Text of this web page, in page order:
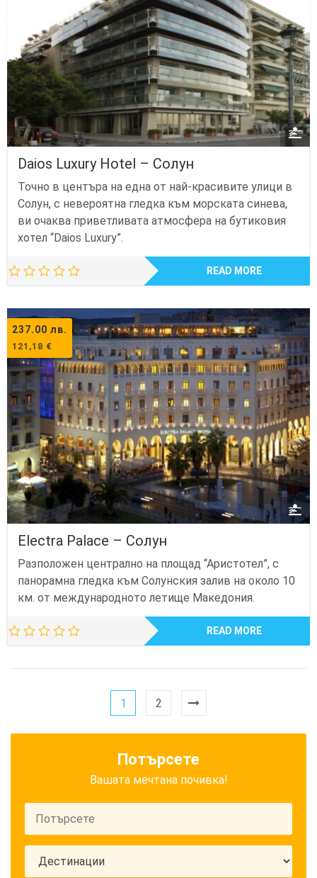
Daios Luxury Hotel – Солун
Точно в центъра на една от най-красивите улици в
Солун, с невероятна гледка към морската синева,
ви очаква приветливата атмосфера на бутиковия
хотел “Daios Luxury”.
READ MORE
237.00 лв.
121,18 €
Electra Palace – Солун
Разположен централно на площад “Аристотел”, с
панорамна гледка към Солунския залив на около 10
км. от международното летище Македония.
READ MORE
1 2
Потърсете
Вашата мечтана почивка!